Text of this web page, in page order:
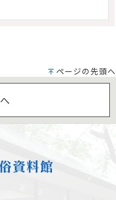
ページの先頭へ